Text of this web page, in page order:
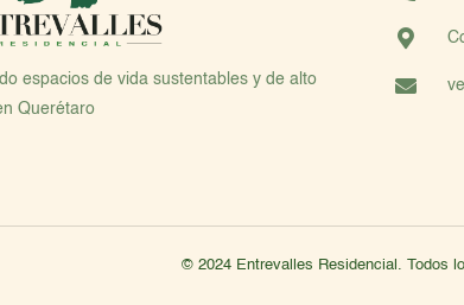
espacios de vida sustentables y de alto
Querétaro
© 2024 Entrevalles Residencial. Todos